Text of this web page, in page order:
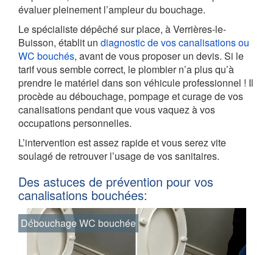
évaluer pleinement l’ampleur du bouchage.
Le spécialiste dépêché sur place, à Verrières-le-
Buisson, établit un diagnostic de vos canalisations ou
WC bouchés, avant de vous proposer un devis. Si le
tarif vous semble correct, le plombier n’a plus qu’à
prendre le matériel dans son véhicule professionnel ! Il
procède au débouchage, pompage et curage de vos
canalisations pendant que vous vaquez à vos
occupations personnelles.
L’intervention est assez rapide et vous serez vite
soulagé de retrouver l’usage de vos sanitaires.
Des astuces de prévention pour vos
canalisations bouchées:
Débouchage WC bouchée